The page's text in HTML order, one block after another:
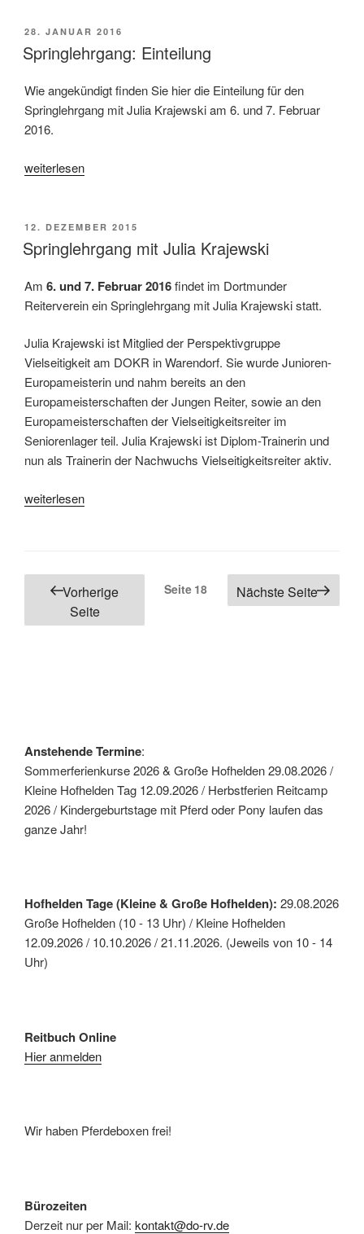
VERÖFFENTLICHT
AM
28. JANUAR 2016
Springlehrgang: Einteilung
Wie angekündigt finden Sie hier die Einteilung für den
Springlehrgang mit Julia Krajewski am 6. und 7. Februar
2016.
„Springlehrgang:
weiterlesen
VERÖFFENTLICHT
AM
12. DEZEMBER 2015
Springlehrgang mit Julia Krajewski
Am 6. und 7. Februar 2016findet im Dortmunder
Reiterverein ein Springlehrgang mit Julia Krajewski statt.
Julia Krajewski ist Mitglied der Perspektivgruppe
Vielseitigkeit am DOKR in Warendorf. Sie wurde Junioren-
Europameisterin und nahm bereits an den
Europameisterschaften der Jungen Reiter, sowie an den
Europameisterschaften der Vielseitigkeitsreiter im
Seniorenlager teil. Julia Krajewski ist Diplom-Trainerin und
nun als Trainerin der Nachwuchs Vielseitigkeitsreiter aktiv.
„Springlehrgang
weiterlesen
Seitennummerierung
Beiträge
Vorherige
Seite
Seite 18 Nächste Seite
Anstehende Termine:
Sommerferienkurse 2026 & Große Hofhelden 29.08.2026 /
Kleine Hofhelden Tag 12.09.2026 / Herbstferien Reitcamp
2026 / Kindergeburtstage mit Pferd oder Pony laufen das
ganze Jahr!
Hofhelden Tage (Kleine & Große Hofhelden): 29.08.2026
Große Hofhelden (10 - 13 Uhr) / Kleine Hofhelden
12.09.2026 / 10.10.2026 / 21.11.2026. (Jeweils von 10 - 14
Uhr)
Reitbuch Online
Hier anmelden
Wir haben Pferdeboxen frei!
Bürozeiten
Derzeit nur per Mail: kontakt@do-rv.de